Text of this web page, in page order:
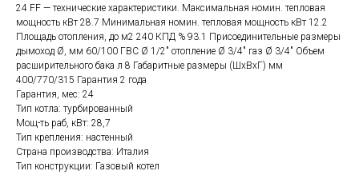
24 FF — технические характеристики. Максимальная номин. тепловая
мощность кВт 28.7 Минимальная номин. тепловая мощность кВт 12.2
Площадь отопления, до м2 240 КПД % 93.1 Присоединительные размеры
дымоход Ø, мм 60/100 ГВС Ø 1/2″ отопление Ø 3/4″ газ Ø 3/4″ Объем
расширительного бака л 8 Габаритные размеры (ШхВхГ) мм
400/770/315 Гарантия 2 года
Гарантия, мес: 24
Тип котла: турбированный
Мощ-ть раб, кВт: 28,7
Тип крепления: настенный
Страна производства: Италия
Тип конструкции: Газовый котел